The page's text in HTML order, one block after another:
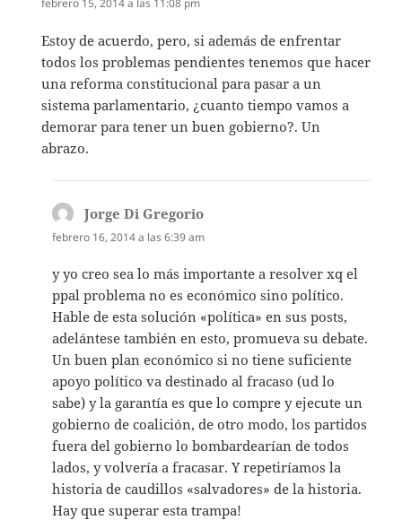
febrero 15, 2014 a las 11:08 pm
Estoy de acuerdo, pero, si además de enfrentar
todos los problemas pendientes tenemos que hacer
una reforma constitucional para pasar a un
sistema parlamentario, ¿cuanto tiempo vamos a
demorar para tener un buen gobierno?. Un
abrazo.
Jorge Di Gregorio
febrero 16, 2014 a las 6:39 am
y yo creo sea lo más importante a resolver xq el
ppal problema no es económico sino político.
Hable de esta solución «política» en sus posts,
adelántese también en esto, promueva su debate.
Un buen plan económico si no tiene suficiente
apoyo político va destinado al fracaso (ud lo
sabe) y la garantía es que lo compre y ejecute un
gobierno de coalición, de otro modo, los partidos
fuera del gobierno lo bombardearían de todos
lados, y volvería a fracasar. Y repetiríamos la
historia de caudillos «salvadores» de la historia.
Hay que superar esta trampa!